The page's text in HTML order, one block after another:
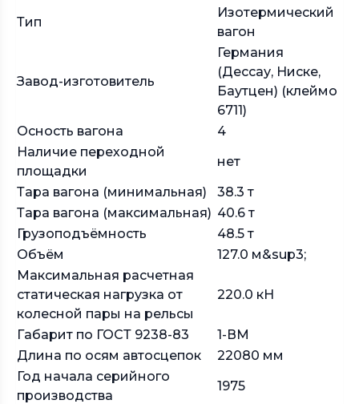
Тип
Изотермический
вагон
Завод-изготовитель
Германия
(Дессау, Ниске,
Баутцен) (клеймо
6711)
Осность вагона
4
Наличие переходной
площадки
нет
Тара вагона (минимальная)
38.3 т
Тара вагона (максимальная) 40.6 т
Грузоподъёмность
48.5 т
Объём
127.0 м&sup3;
Максимальная расчетная
статическая нагрузка от
колесной пары на рельсы
220.0 кН
Габарит по ГОСТ 9238-83
1-ВМ
Длина по осям автосцепок
22080 мм
Год начала серийного
производства
1975